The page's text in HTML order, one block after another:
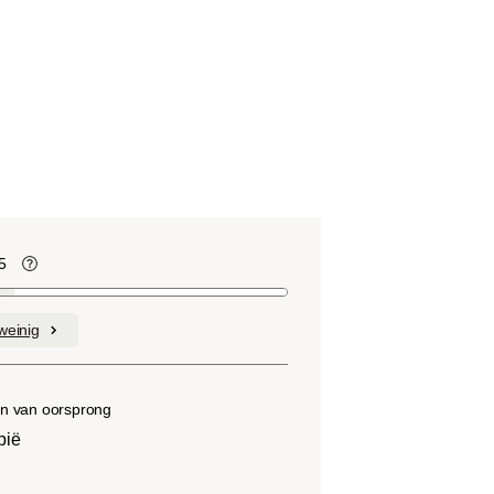
Koffiebonen bevatten, net als veel ander
voedsel, zuren. De zuurgraad hangt af
herkomst en vooral het brandproces.
van oorsprong